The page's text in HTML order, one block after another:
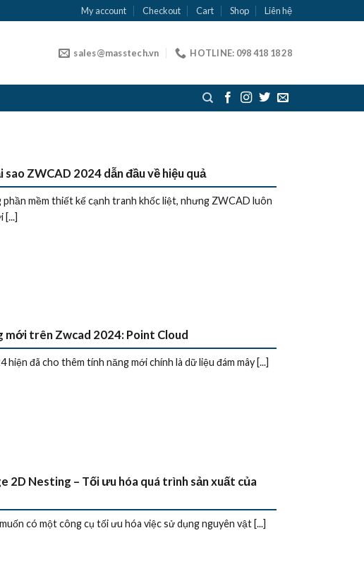
My account Checkout Cart Shop Liên hệ
sales@masstech.vn HOTLINE: 098 418 18 28
sao ZWCAD 2024 dẫn đầu về hiệu quả
mềm thiết kế cạnh tranh khốc liệt, nhưng ZWCAD luôn
[...]
mới trên Zwcad 2024: Point Cloud
hiện đã cho thêm tính năng mới chính là dữ liệu đám mây [...]
2D Nesting – Tối ưu hóa quá trình sản xuất của
có một công cụ tối ưu hóa việc sử dụng nguyên vật [...]